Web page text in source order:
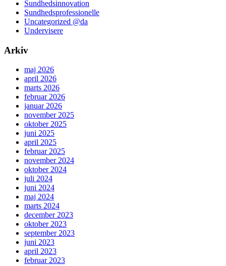
Sundhedsinnovation
Sundhedsprofessionelle
Uncategorized @da
Undervisere
Arkiv
maj 2026
april 2026
marts 2026
februar 2026
januar 2026
november 2025
oktober 2025
juni 2025
april 2025
februar 2025
november 2024
oktober 2024
juli 2024
juni 2024
maj 2024
marts 2024
december 2023
oktober 2023
september 2023
juni 2023
april 2023
februar 2023